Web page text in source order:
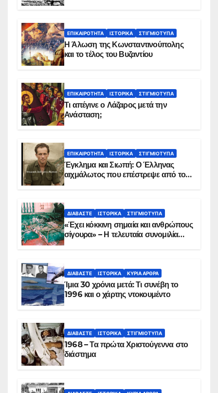
ΕΠΙΚΑΙΡΌΤΗΤΑ ΙΣΤΟΡΙΚΆ ΣΤΙΓΜΙΌΤΥΠΑ
Η Άλωση της Κωνσταντινούπολης
και το τέλος του Βυζαντίου
ΕΠΙΚΑΙΡΌΤΗΤΑ ΙΣΤΟΡΙΚΆ ΣΤΙΓΜΙΌΤΥΠΑ
Τι απέγινε ο Λάζαρος μετά την
Ανάσταση;
ΕΠΙΚΑΙΡΌΤΗΤΑ ΙΣΤΟΡΙΚΆ ΣΤΙΓΜΙΌΤΥΠΑ
Έγκλημα και Σιωπή: Ο Έλληνας
αιχμάλωτος που επέστρεψε από το
ΔΙΑΒΆΣΤΕ ΙΣΤΟΡΙΚΆ ΣΤΙΓΜΙΌΤΥΠΑ
«Έχει κόκκινη σημαία και ανθρώπους
σίγουρα» – Η τελευταία συνομιλία
ΔΙΑΒΆΣΤΕ ΙΣΤΟΡΙΚΆ ΚΥΡΙΑ ΑΡΘΡΑ
Ίμια 30 χρόνια μετά: Τι συνέβη το
1996 και ο χάρτης ντοκουμέντο
ΔΙΑΒΆΣΤΕ ΙΣΤΟΡΙΚΆ ΣΤΙΓΜΙΌΤΥΠΑ
1968 – Τα πρώτα Χριστούγεννα στο
διάστημα